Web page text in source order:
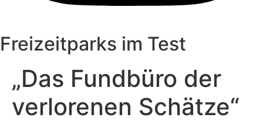
Freizeitparks im Test
„Das Fundbüro der
verlorenen Schätze“